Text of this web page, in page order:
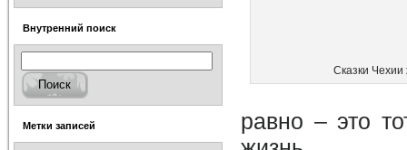
Внутренний поиск
Метки записей
Сказки Чехии
равно – это